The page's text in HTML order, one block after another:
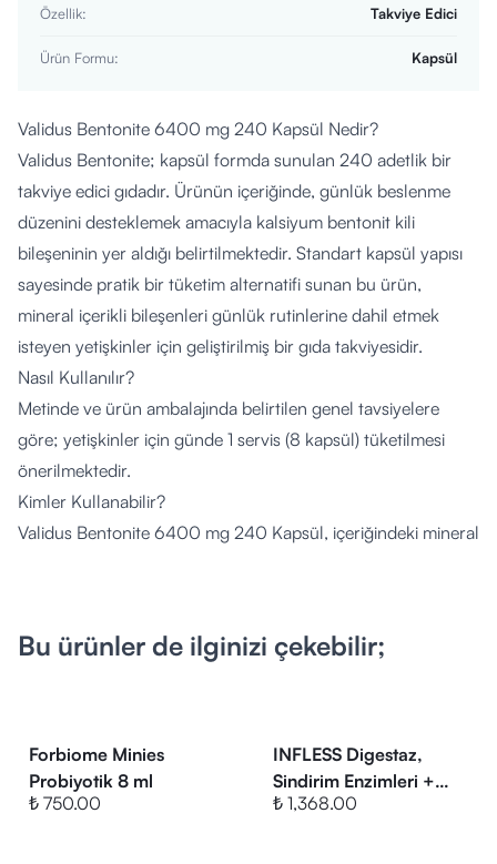
Özellik: Takviye Edici
Ürün Formu: Kapsül
Validus Bentonite 6400 mg 240 Kapsül Nedir?
Validus Bentonite; kapsül formda sunulan 240 adetlik bir
takviye edici gıdadır. Ürünün içeriğinde, günlük beslenme
düzenini desteklemek amacıyla kalsiyum bentonit kili
bileşeninin yer aldığı belirtilmektedir. Standart kapsül yapısı
sayesinde pratik bir tüketim alternatifi sunan bu ürün,
mineral içerikli bileşenleri günlük rutinlerine dahil etmek
isteyen yetişkinler için geliştirilmiş bir gıda takviyesidir.
Nasıl Kullanılır?
Metinde ve ürün ambalajında belirtilen genel tavsiyelere
göre; yetişkinler için günde 1 servis (8 kapsül) tüketilmesi
önerilmektedir.
Kimler Kullanabilir?
Validus Bentonite 6400 mg 240 Kapsül, içeriğindeki mineral
ürünü tüketmeden önce bir uzmana danışması tavsiye edilir.
Kapsül) porsiyonda:
Bentonit (Bentonite / Bentonit 6400 mg
Bu ürünler de ilginizi çekebilir;
Forbiome Minies
Probiyotik 8 ml
₺ 750.00
INFLESS Digestaz,
Sindirim Enzimleri +
Bromelain +Betain
₺ 1,368.00